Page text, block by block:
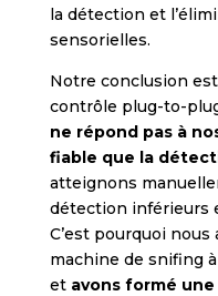
la détection et
sensorielles.
Notre conclusion
contrôle plug-to-
ne répond pas à
fiable que la
atteignons
détection inférieurs
C’est pourquoi
machine de snifing
etavons formé